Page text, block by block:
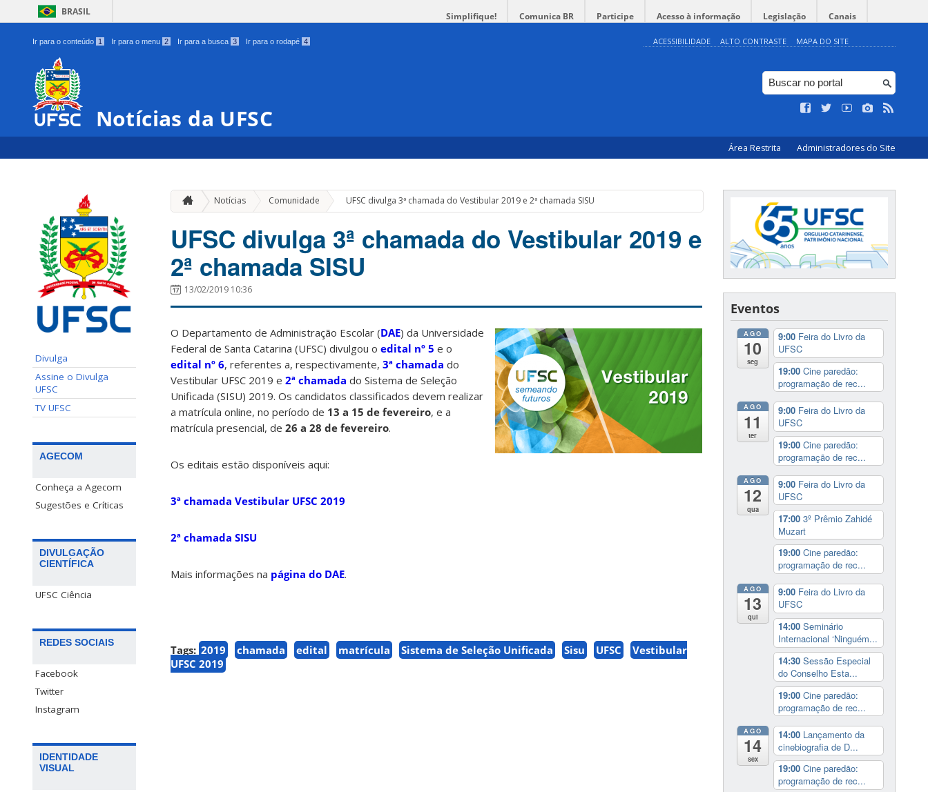
BRASIL Simplifique! Comunica BR Participe Acesso à informação Legislação Canais
Ir para o conteúdo 1 Ir para o menu 2 Ir para a busca 3 Ir para o rodapé 4 ACESSIBILIDADE ALTO CONTRASTE MAPA DO SITE
Notícias da UFSC
Área Restrita Administradores do Site
Divulga
Assine o Divulga
UFSC
TV UFSC
AGECOM
Conheça a Agecom
Sugestões e Críticas
DIVULGAÇÃO
CIENTÍFICA
UFSC Ciência
REDES SOCIAIS
Facebook
Twitter
Instagram
IDENTIDADE
VISUAL
Notícias Comunidade » UFSC divulga 3ª chamada do Vestibular 2019 e 2ª chamada SISU
UFSC divulga 3ª chamada do Vestibular 2019 e
2ª chamada SISU
13/02/2019 10:36
O Departamento de Administração Escolar (DAE) da Universidade
Federal de Santa Catarina (UFSC) divulgou o edital nº 5 e o
edital nº 6, referentes a, respectivamente, 3ª chamada do
Vestibular UFSC 2019 e 2ª chamada do Sistema de Seleção
Unificada (SISU) 2019. Os candidatos classificados devem realizar
a matrícula online, no período de 13 a 15 de fevereiro, e a
matrícula presencial, de 26 a 28 de fevereiro.
Os editais estão disponíveis aqui:
3ª chamada Vestibular UFSC 2019
2ª chamada SISU
Mais informações na página do DAE.
Tags: 2019 chamada edital matrícula Sistema de Seleção Unificada Sisu UFSC
Vestibular
UFSC 2019
Eventos
AGO
10
seg
9:00 Feira do Livro da
UFSC
19:00 Cine paredão:
programação de rec...
AGO
11
ter
9:00 Feira do Livro da
UFSC
19:00 Cine paredão:
programação de rec...
AGO
12
qua
9:00 Feira do Livro da
UFSC
17:00 3º Prêmio Zahidé
Muzart
19:00 Cine paredão:
programação de rec...
AGO
13
qui
9:00 Feira do Livro da
UFSC
14:00 Seminário
Internacional ‘Ninguém...
14:30 Sessão Especial
do Conselho Esta...
19:00 Cine paredão:
programação de rec...
AGO
14
sex
14:00 Lançamento da
cinebiografia de D...
19:00 Cine paredão:
programação de rec...